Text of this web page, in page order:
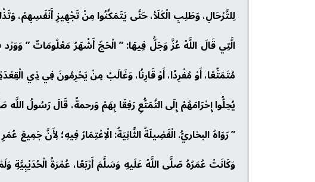
لِلتَّرْحَالِ، وَطَلِبِ الْكَلَأ، حَتَّى يَتَمَكَّنُوا مِنْ تَجْهِيزِ أَنَفَسِهِمْ،
الَّتِي قَالَ اللَّهُ عُزَّ وَجَلُّ فِيهَا: ” الْحَجّ أَشْهَرُ مَعْلُومَاتٌ ”
مُتَمَتِّعًا، أَوْ مُفْرِدًا، أَوْ قَارِنُا، وَغَالَبُ مِنْ يَحْرِمُونَ فِي ذِي
يُحِلُّوا إِحْرَامَهُمْ إِلَى التَّمَتُّعِ رَفِقَا بِهَمْ وَرحمةً، قَالَ رَسُولُ
” رَوَاهُ البخاريُّ. الْفَضِيلَةُ الثَّانِيَةُ: الْاِعْتِمَارُ فِيهِ؛ لِأَنَّ
وَكَانَتْ عُمَرُهُ صَلَّى اللَّهُ عَلَيهِ وَسَلَّمَ أَرْبَعًا، عُمْرَةُ الْحُدَيْبِيَّةِ